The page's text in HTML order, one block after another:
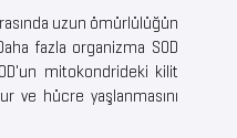
uzun ömürlülüğün
fazla organizma SOD
mitokondrideki kilit
ve hücre yaşlanmasını